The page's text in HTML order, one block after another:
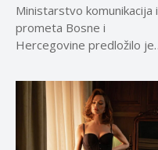
Ministarstvo komunikacija i
prometa Bosne i
Hercegovine predložilo je
privremeno...